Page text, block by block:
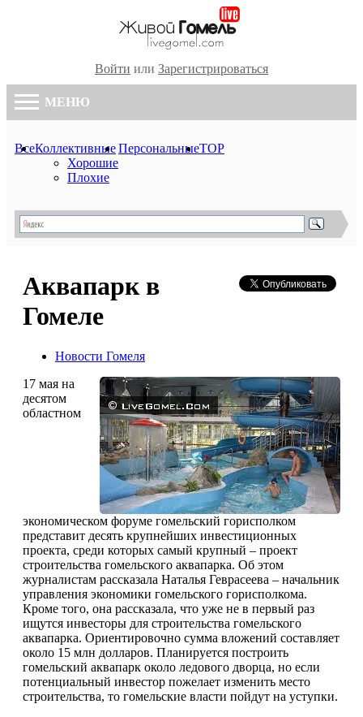
Войти или Зарегистрироваться
МЕНЮ
ВсеКоллективные
Хорошие
Плохие
ПерсональныеTOP
Аквапарк в
Гомеле
Новости Гомеля
17 мая на
десятом
областном
экономическом форуме гомельский горисполком
представит десять крупнейших инвестиционных
проекта, среди которых самый крупный – проект
строительства гомельского аквапарка. Об этом
журналистам рассказала Наталья Геврасеева – начальник
управления экономики гомельского горисполкома.
Кроме того, она рассказала, что уже не в первый раз
ищутся инвесторы для строительства гомельского
аквапарка. Ориентировочно сумма вложений составляет
около 15 млн долларов. Планируется построить
гомельский аквапарк около ледового дворца, но если
потенциальный инвестор пожелает изменить место
строительства, то гомельские власти пойдут на уступки.